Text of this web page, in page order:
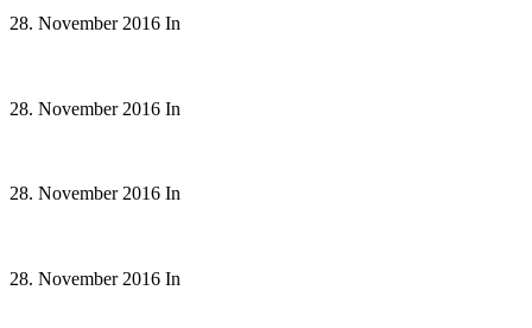
28. November 2016 In
28. November 2016 In
28. November 2016 In
28. November 2016 In